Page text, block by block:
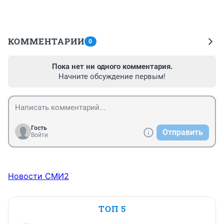
КОММЕНТАРИИ 0
Пока нет ни одного комментария.
Начните обсуждение первым!
Гость
Войти
Отправить
Новости СМИ2
ТОП 5